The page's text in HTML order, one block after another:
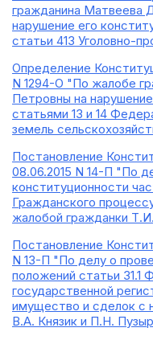
гражданина Матвеева
нарушение его
статьи 413 Уголовно-
Определение
N 1294-О "По жалобе
Петровны на
статьями 13 и 14
земель
Постановление
08.06.2015 N 14-П "По
конституционности
Гражданского
жалобой гражданки
Постановление
N 13-П "По делу о
положений статьи 31.1
государственной
имущество и сделок с
В.А. Князик и П.Н.